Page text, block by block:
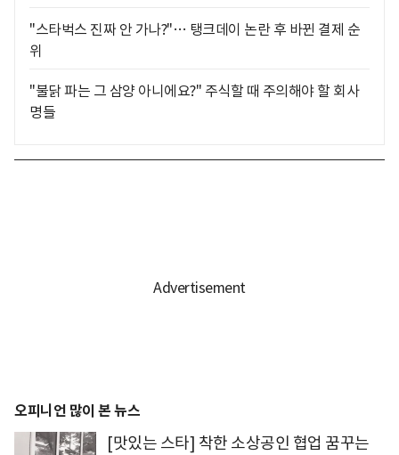
"스타벅스 진짜 안 가나?"… 탱크데이 논란 후 바뀐 결제 순
위
"불닭 파는 그 삼양 아니에요?" 주식할 때 주의해야 할 회사
명들
오피니언 많이 본 뉴스
[맛있는 스타] 착한 소상공인 협업 꿈꾸는